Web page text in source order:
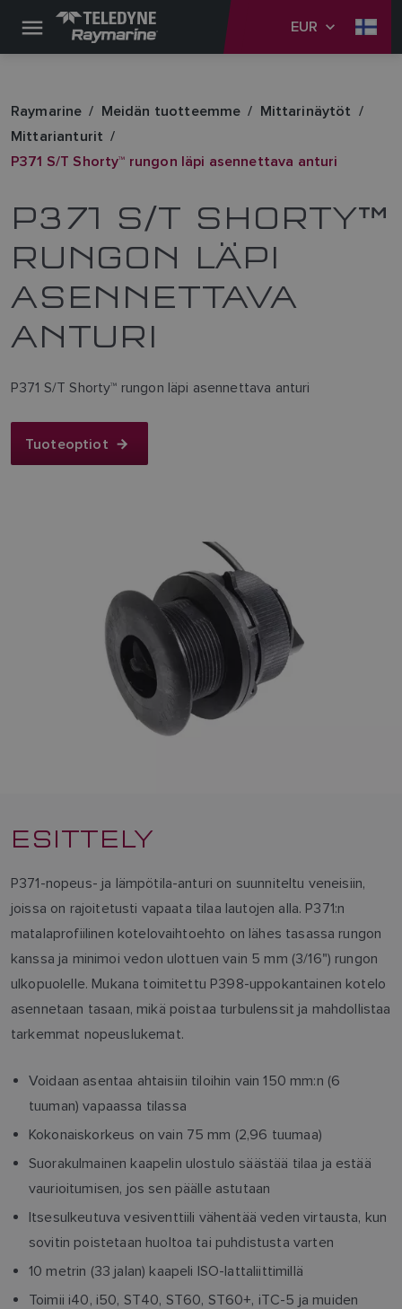
EUR
Raymarine Meidän tuotteemme
Mittarinäytöt
Mittarianturit
P371 S/T Shorty™ rungon läpi asennettava anturi
P371 S/T SHORTY™
RUNGON LÄPI
ASENNETTAVA
ANTURI
P371 S/T Shorty™ rungon läpi asennettava anturi
Tuoteoptiot
ESITTELY
P371-nopeus- ja lämpötila-anturi on suunniteltu veneisiin,
joissa on rajoitetusti vapaata tilaa lautojen alla. P371:n
matalaprofiilinen kotelovaihtoehto on lähes tasassa rungon
kanssa ja minimoi vedon ulottuen vain 5 mm (3/16") rungon
ulkopuolelle. Mukana toimitettu P398-uppokantainen kotelo
asennetaan tasaan, mikä poistaa turbulenssit ja mahdollistaa
tarkemmat nopeuslukemat.
Voidaan asentaa ahtaisiin tiloihin vain 150 mm:n (6
tuuman) vapaassa tilassa
Kokonaiskorkeus on vain 75 mm (2,96 tuumaa)
Suorakulmainen kaapelin ulostulo säästää tilaa ja estää
vaurioitumisen, jos sen päälle astutaan
Itsesulkeutuva vesiventtiili vähentää veden virtausta, kun
sovitin poistetaan huoltoa tai puhdistusta varten
10 metrin (33 jalan) kaapeli ISO-lattaliittimillä
Toimii i40, i50, ST40, ST60, ST60+, iTC-5 ja muiden